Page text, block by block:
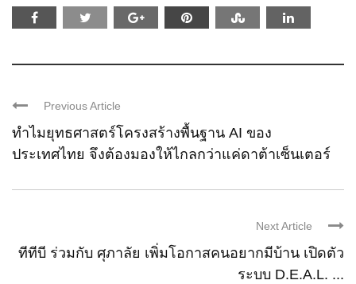
Previous Article
ทำไมยุทธศาสตร์โครงสร้างพื้นฐาน AI ของ
ประเทศไทย จึงต้องมองให้ไกลกว่าแค่ดาต้าเซ็นเตอร์
Next Article
ทีทีบี ร่วมกับ ศุภาลัย เพิ่มโอกาสคนอยากมีบ้าน เปิดตัว
ระบบ D.E.A.L. ...